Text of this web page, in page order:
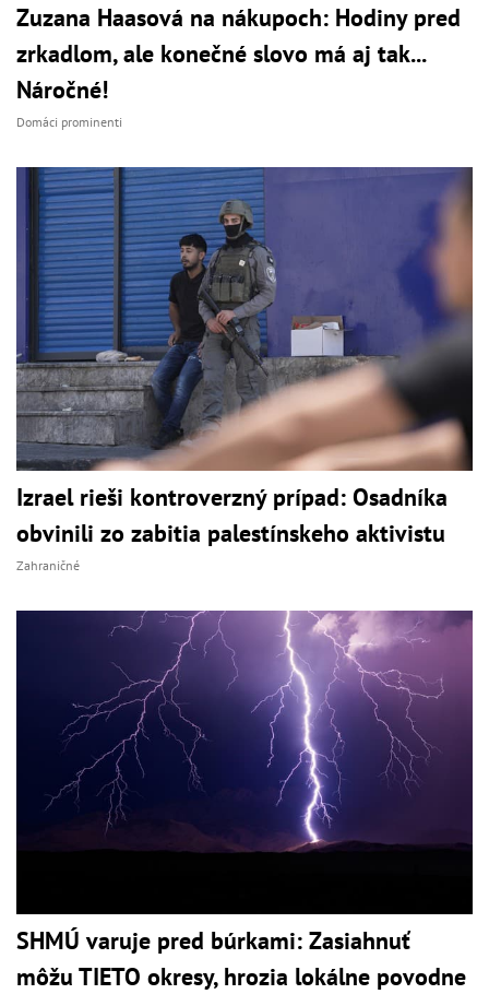
Zuzana Haasová na nákupoch: Hodiny pred
zrkadlom, ale konečné slovo má aj tak...
Náročné!
Domáci prominenti
Izrael rieši kontroverzný prípad: Osadníka
obvinili zo zabitia palestínskeho aktivistu
Zahraničné
SHMÚ varuje pred búrkami: Zasiahnuť
môžu TIETO okresy, hrozia lokálne povodne